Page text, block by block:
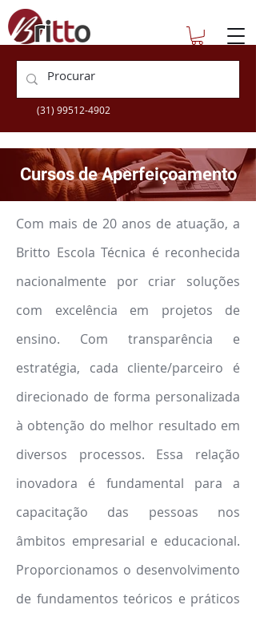
+55 (31) 3360-9505
(31) 99512-4902
Cursos de Aperfeiçoamento
Com mais de 20 anos de atuação, a
Britto Escola Técnica é reconhecida
nacionalmente por criar soluções
com excelência em projetos de
ensino. Com transparência e
estratégia, cada cliente/parceiro é
direcionado de forma personalizada
à obtenção do melhor resultado em
diversos processos. Essa relação
inovadora é fundamental para a
capacitação das pessoas nos
âmbitos empresarial e educacional.
Proporcionamos o desenvolvimento
de fundamentos teóricos e práticos